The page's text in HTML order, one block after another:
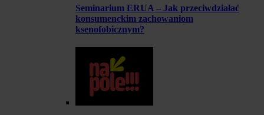
Seminarium ERUA – Jak przeciwdziałać
konsumenckim zachowaniom
ksenofobicznym?